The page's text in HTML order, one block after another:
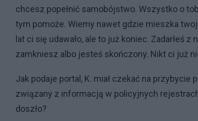
chcesz popełnić samobójstwo. Wszystko o
tym pomoże. Wiemy nawet gdzie mieszka
lat ci się udawało, ale to już koniec. Zadarłeś
zamkniesz albo jesteś skończony. Nikt ci już
Jak podaje portal, K. miał czekać na
związany z informacją w policyjnych
doszło?